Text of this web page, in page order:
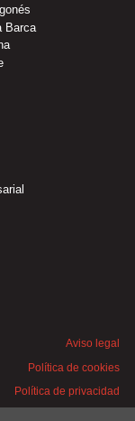
Barca
Aviso legal
Política de cookies
Política de privacidad